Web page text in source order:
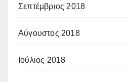
Σεπτέμβριος 2018
Αύγουστος 2018
Ιούλιος 2018